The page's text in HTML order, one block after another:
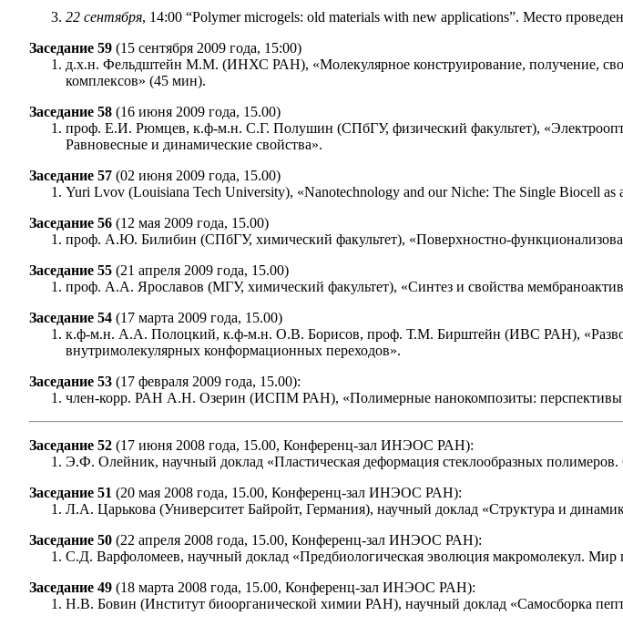
22 сентября, 14:00 “Polymer microgels: old materials with new applications”. Место
Заседание 59 (15 сентября 2009 года, 15:00)
д.х.н. Фельдштейн М.М. (ИНХС РАН), «Молекулярное конструирование, получение,
комплексов» (45 мин).
Заседание 58 (16 июня 2009 года, 15.00)
проф. Е.И. Рюмцев, к.ф-м.н. С.Г. Полушин (СПбГУ, физический факультет),
Равновесные и динамические свойства».
Заседание 57 (02 июня 2009 года, 15.00)
Yuri Lvov (Louisiana Tech University), «Nanotechnology and our Niche: The Single Biocell
Заседание 56 (12 мая 2009 года, 15.00)
проф. А.Ю. Билибин (СПбГУ, химический факультет), «Поверхностно-
Заседание 55 (21 апреля 2009 года, 15.00)
проф. А.А. Ярославов (МГУ, химический факультет), «Синтез и свойства
Заседание 54 (17 марта 2009 года, 15.00)
к.ф-м.н. А.А. Полоцкий, к.ф-м.н. О.В. Борисов, проф. Т.М. Бирштейн (ИВС РАН),
внутримолекулярных конформационных переходов».
Заседание 53 (17 февраля 2009 года, 15.00):
член-корр. РАН А.Н. Озерин (ИСПМ РАН), «Полимерные нанокомпозиты: перспективы,
Заседание 52 (17 июня 2008 года, 15.00, Конференц-зал ИНЭОС РАН):
Э.Ф. Олейник, научный доклад «Пластическая деформация стеклообразных полимеров.
Заседание 51 (20 мая 2008 года, 15.00, Конференц-зал ИНЭОС РАН):
Л.А. Царькова (Университет Байройт, Германия), научный доклад «Структура и
Заседание 50 (22 апреля 2008 года, 15.00, Конференц-зал ИНЭОС РАН):
С.Д. Варфоломеев, научный доклад «Предбиологическая эволюция макромолекул. Мир
Заседание 49 (18 марта 2008 года, 15.00, Конференц-зал ИНЭОС РАН):
Н.В. Бовин (Институт биоорганической химии РАН), научный доклад «Самосборка